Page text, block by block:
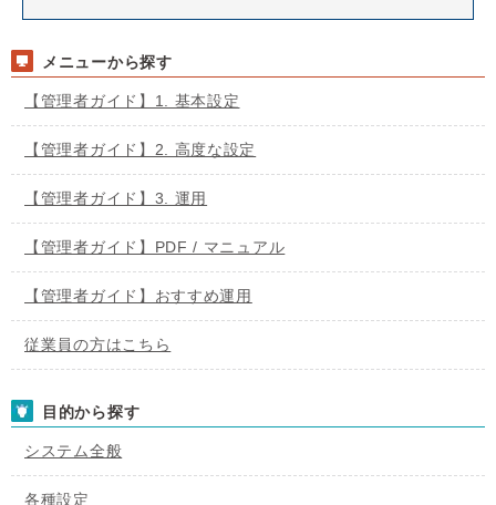
メニューから探す
【管理者ガイド】1. 基本設定
【管理者ガイド】2. 高度な設定
【管理者ガイド】3. 運用
【管理者ガイド】PDF / マニュアル
【管理者ガイド】おすすめ運用
従業員の方はこちら
目的から探す
システム全般
各種設定